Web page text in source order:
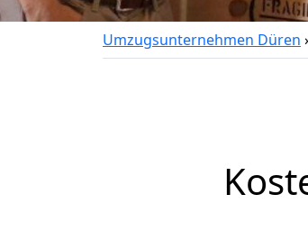
Umzugsunternehmen Düren